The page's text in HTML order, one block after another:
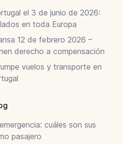
el 3 de junio de 2026:
en toda Europa
12 de febrero 2026 –
derecho a compensación
vuelos y transporte en
cuáles son sus
pasajero